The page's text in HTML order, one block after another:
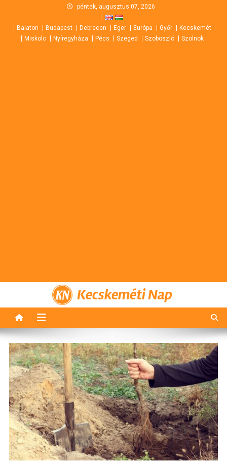
content
péntek, augusztus 07, 2026
Balaton Budapest Debrecen Eger Európa Győr
Kecskemét
Miskolc
Nyíregyháza Pécs Szeged Szoboszló Szolnok
Kecskeméti Nap